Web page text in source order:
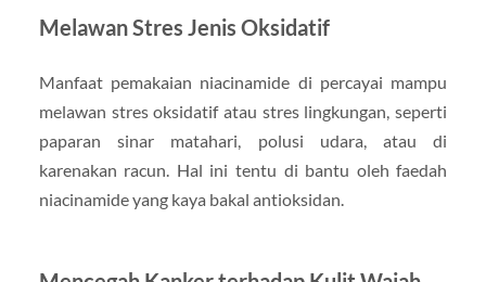
Melawan Stres Jenis Oksidatif
Manfaat pemakaian niacinamide di percayai mampu
melawan stres oksidatif atau stres lingkungan, seperti
paparan sinar matahari, polusi udara, atau di
karenakan racun. Hal ini tentu di bantu oleh faedah
niacinamide yang kaya bakal antioksidan.